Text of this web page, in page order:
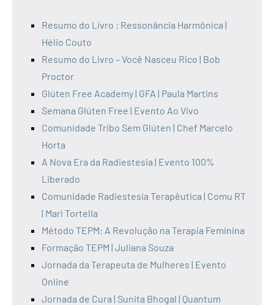
Resumo do Livro : Ressonância Harmônica |
Hélio Couto
Resumo do Livro – Você Nasceu Rico | Bob
Proctor
Glúten Free Academy | GFA | Paula Martins
Semana Glúten Free | Evento Ao Vivo
Comunidade Tribo Sem Glúten | Chef Marcelo
Horta
A Nova Era da Radiestesia | Evento 100%
Liberado
Comunidade Radiestesia Terapêutica | Comu RT
| Mari Tortella
Método TEPM: A Revolução na Terapia Feminina
Formação TEPM | Juliana Souza
Jornada da Terapeuta de Mulheres | Evento
Online
Jornada de Cura | Sunita Bhogal | Quantum